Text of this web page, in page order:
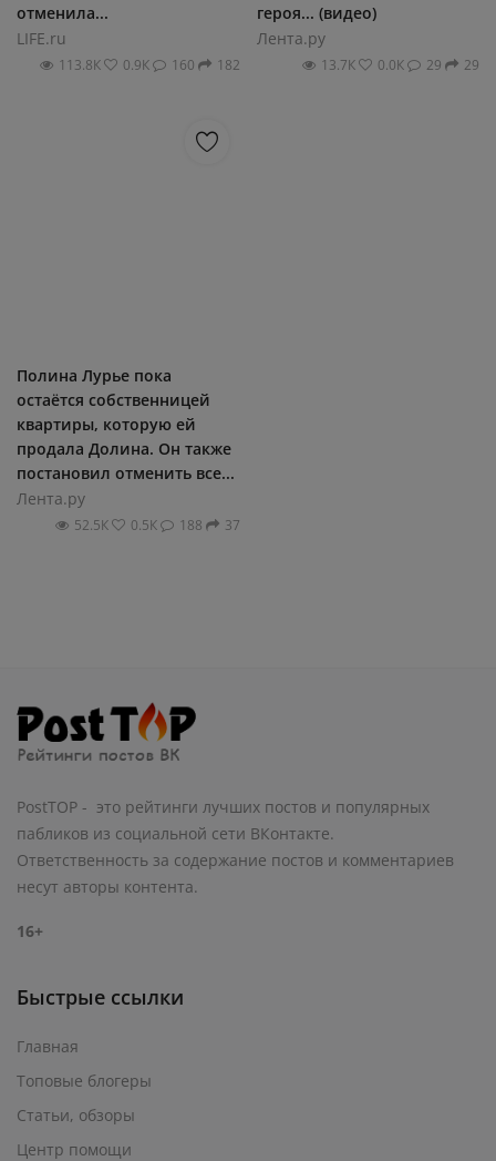
отменила...
LIFE.ru
113.8К 0.9К 160 182
героя... (видео)
Лента.ру
13.7К 0.0К 29 29
Полина Лурье пока
остаётся собственницей
квартиры, которую ей
продала Долина. Он также
постановил отменить все...
Лента.ру
52.5К 0.5К 188 37
PostTOP - это рейтинги лучших постов и популярных
пабликов из социальной сети ВКонтакте.
Ответственность за содержание постов и комментариев
несут авторы контента.
16+
Быстрые ссылки
Главная
Топовые блогеры
Статьи, обзоры
Центр помощи